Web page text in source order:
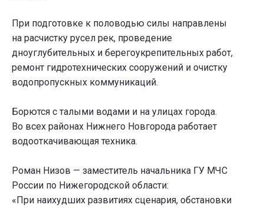
При подготовке к половодью силы направлены
на расчистку русел рек, проведение
дноуглубительных и берегоукрепительных работ,
ремонт гидротехнических сооружений и очистку
водопропускных коммуникаций.
Борются с талыми водами и на улицах города.
Во всех районах Нижнего Новгорода работает
водооткачивающая техника.
Роман Низов — заместитель начальника ГУ МЧС
России по Нижегородской области:
«При наихудших развитиях сценария, обстановки